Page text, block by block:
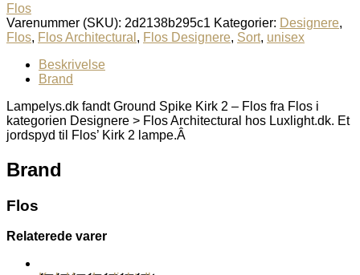
Flos
Varenummer (SKU): 2d2138b295c1 Kategorier: Designere,
Flos, Flos Architectural , Flos Designere, Sort, unisex
Beskrivelse
Brand
Lampelys.dk fandt Ground Spike Kirk 2 – Flos fra Flos i
kategorien Designere > Flos Architectural hos Luxlight.dk. Et
jordspyd til Flos’ Kirk 2 lampe.Â
Brand
Flos
Relaterede varer